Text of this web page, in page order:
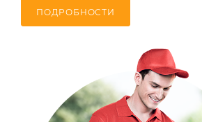
ПОДРОБНОСТИ